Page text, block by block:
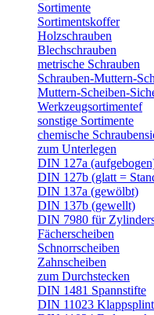
Sortimente
Sortimentskoffer
Holzschrauben
Blechschrauben
metrische Schrauben
Schrauben-Muttern-
Muttern-Scheiben-
Werkzeugsortimentef
sonstige Sortimente
chemische
zum Unterlegen
DIN 127a
DIN 127b (glatt =
DIN 137a (gewölbt)
DIN 137b (gewellt)
DIN 7980 für
Fächerscheiben
Schnorrscheiben
Zahnscheiben
zum Durchstecken
DIN 1481 Spannstifte
DIN 11023